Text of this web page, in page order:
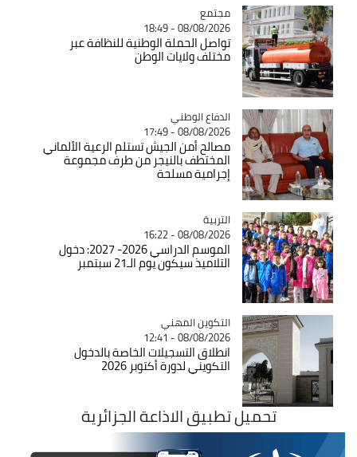
Catégorie
مجتمع
08/08/2026 - 18:49
تواصل الحملة الوطنية للنظافة عبر
مختلف ولايات الوطن
Catégorie
الدفاع الوطني
08/08/2026 - 17:49
مصالح أمن الجيش تستلم الرعية الألماني
المختطف بالنيجر من طرف مجموعة
إجرامية مسلحة
Catégorie
التربية
08/08/2026 - 16:22
الموسم الدراسي 2026- 2027: دخول
التلاميذ سيكون يوم الـ21 سبتمبر
Catégorie
التكوين المهني
08/08/2026 - 12:41
انطلاق التسجيلات الخاصة بالدخول
التكويني لدورة أكتوبر 2026
تحميل تطبيق الاذاعة الجزائرية